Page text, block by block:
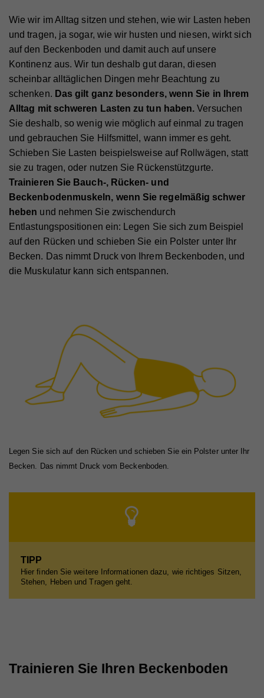
Wie wir im Alltag sitzen und stehen, wie wir Lasten heben
und tragen, ja sogar, wie wir husten und niesen, wirkt sich
auf den Beckenboden und damit auch auf unsere
Kontinenz aus. Wir tun deshalb gut daran, diesen
scheinbar alltäglichen Dingen mehr Beachtung zu
schenken. Das gilt ganz besonders, wenn Sie in Ihrem
Alltag mit schweren Lasten zu tun haben. Versuchen
Sie deshalb, so wenig wie möglich auf einmal zu tragen
und gebrauchen Sie Hilfsmittel, wann immer es geht.
Schieben Sie Lasten beispielsweise auf Rollwägen, statt
sie zu tragen, oder nutzen Sie Rückenstützgurte.
Trainieren Sie Bauch-, Rücken- und
Beckenbodenmuskeln, wenn Sie regelmäßig schwer
heben und nehmen Sie zwischendurch
Entlastungspositionen ein: Legen Sie sich zum Beispiel
auf den Rücken und schieben Sie ein Polster unter Ihr
Becken. Das nimmt Druck von Ihrem Beckenboden, und
die Muskulatur kann sich entspannen.
Legen Sie sich auf den Rücken und schieben Sie ein Polster unter Ihr
Becken. Das nimmt Druck vom Beckenboden.
TIPP
Hier finden Sie weitere Informationen dazu, wie richtiges Sitzen,
Stehen, Heben und Tragen geht.
Trainieren Sie Ihren Beckenboden